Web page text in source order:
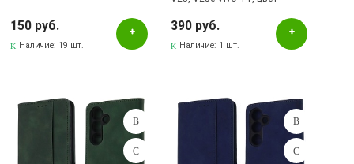
150 руб.
Наличие: 19 шт.
390 руб.
Наличие: 1 шт.